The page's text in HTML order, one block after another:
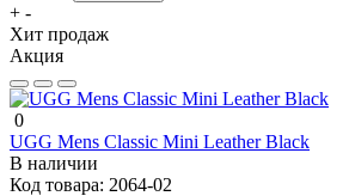
+ -
Хит продаж
Акция
0
UGG Mens Classic Mini Leather Black
В наличии
Код товара: 2064-02